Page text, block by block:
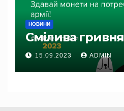
НОВИНИ
Смілива гривня
15.09.2023 ADMIN